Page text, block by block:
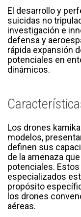
El desarrollo y
suicidas no
investigación e
defensa y
rápida expansión
potenciales en
dinámicos.
Los drones
modelos,
definen sus
de la amenaza
potenciales.
especializados
propósito
los drones
aéreas.